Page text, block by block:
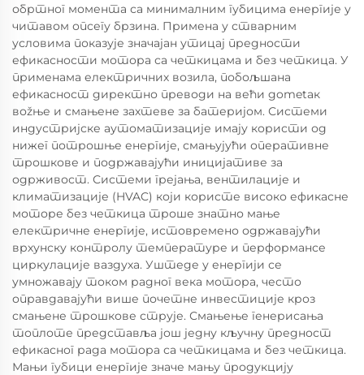
обртног момента са минималним губицима енергије у
читавом опсегу брзина. Примена у стварним
условима показује значајан утицај предности
ефикасности мотора са четкицама и без четкица. У
применама електричних возила, побољшана
ефикасност директно преводи на већи дometак
воžње и смањене захтеве за батеријом. Системи
индустријске аутоматизације имају користи од
нижег потрошње енергије, смањујући оперативне
трошкове и подржавајући иницијативе за
одрживост. Системи грејања, вентилације и
климатизације (HVAC) који користе високо ефикасне
моторе без четкица троше знатно мање
електричне енергије, истовремено одржавајући
врхунску контролу температуре и перформансе
циркулације ваздуха. Уштеде у енергији се
умножавају током радног века мотора, често
оправдавајући више почетне инвестиције кроз
смањене трошкове струје. Смањење генерисања
топлоте представља још једну кључну предност
ефикасног рада мотора са четкицама и без четкица.
Мањи губици енергије значе мању продукцију